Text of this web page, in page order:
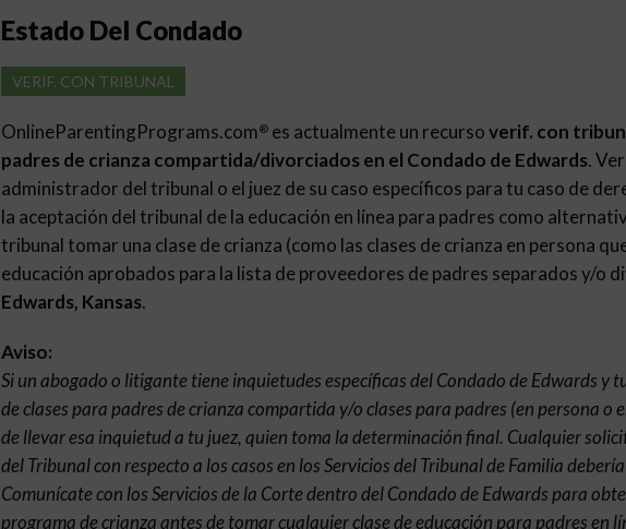
Estado Del Condado
VERIF. CON TRIBUNAL
OnlineParentingPrograms.com® es actualmente un recursoverif. con
padres de crianza compartida/divorciados en el Condado de Edwards.
administrador del tribunal o el juez de su caso específicos para tu caso de
la aceptación del tribunal de la educación en línea para padres como
tribunal tomar una clase de crianza (como las clases de crianza en persona
educación aprobados para la lista de proveedores de padres separados y/o
Edwards, Kansas.
Aviso:
Si un abogado o litigante tiene inquietudes específicas del Condado de Edwards y
de clases para padres de crianza compartida y/o clases para padres (en persona
de llevar esa inquietud a tu juez, quien toma la determinación final. Cualquier
del Tribunal con respecto a los casos en los Servicios del Tribunal de Familia
Comunícate con los Servicios de la Corte dentro del Condado de Edwards para
programa de crianza antes de tomar cualquier clase de educación para padres en